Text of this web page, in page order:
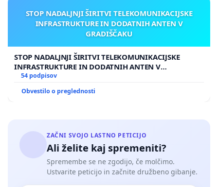
STOP NADALJNJI ŠIRITVI TELEKOMUNIKACIJSKE
INFRASTRUKTURE IN DODATNIH ANTEN V
GRADIŠČAKU
STOP NADALJNJI ŠIRITVI TELEKOMUNIKACIJSKE
INFRASTRUKTURE IN DODATNIH ANTEN V
GRADIŠČAKU
54 podpisov
Obvestilo o preglednosti
ZAČNI SVOJO LASTNO PETICIJO
Ali želite kaj spremeniti?
Spremembe se ne zgodijo, če molčimo.
Ustvarite peticijo in začnite družbeno gibanje.